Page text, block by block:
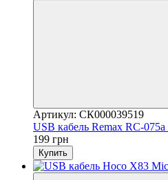
Артикул: СК000039519
USB кабель Remax RC-
199 грн
Купить